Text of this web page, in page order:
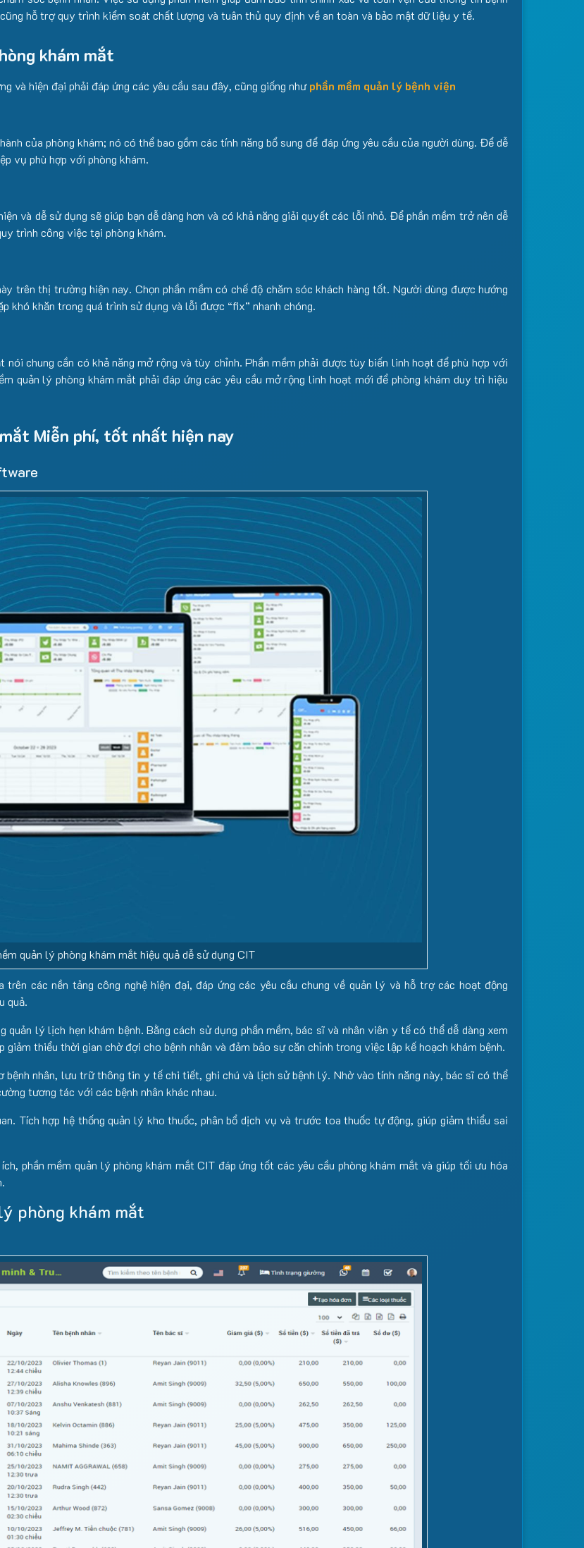
hỗ trợ quy trình kiểm soát chất lượng và tuân thủ quy định về an toàn và bảo mật dữ liệu y tế.
khám mắt
và hiện đại phải đáp ứng các yêu cầu sau đây, cũng giống như phần mềm quản lý bệnh viện
của phòng khám; nó có thể bao gồm các tính năng bổ sung để đáp ứng yêu cầu của người dùng. Để dễ
vụ phù hợp với phòng khám.
và dễ sử dụng sẽ giúp bạn dễ dàng hơn và có khả năng giải quyết các lỗi nhỏ. Để phần mềm trở nên dễ
trình công việc tại phòng khám.
trên thị trường hiện nay. Chọn phần mềm có chế độ chăm sóc khách hàng tốt. Người dùng được hướng
khó khăn trong quá trình sử dụng và lỗi được “fix” nhanh chóng.
chung cần có khả năng mở rộng và tùy chỉnh. Phần mềm phải được tùy biến linh hoạt để phù hợp với
quản lý phòng khám mắt phải đáp ứng các yêu cầu mở rộng linh hoạt mới để phòng khám duy trì hiệu
Miễn phí, tốt nhất hiện nay
quản lý phòng khám mắt hiệu quả dễ sử dụng CIT
các nền tảng công nghệ hiện đại, đáp ứng các yêu cầu chung về quản lý và hỗ trợ các hoạt động
quả.
lý lịch hẹn khám bệnh. Bằng cách sử dụng phần mềm, bác sĩ và nhân viên y tế có thể dễ dàng xem
thiểu thời gian chờ đợi cho bệnh nhân và đảm bảo sự căn chỉnh trong việc lập kế hoạch khám bệnh.
bệnh nhân, lưu trữ thông tin y tế chi tiết, ghi chú và lịch sử bệnh lý. Nhờ vào tính năng này, bác sĩ có thể
tương tác với các bệnh nhân khác nhau.
Tích hợp hệ thống quản lý kho thuốc, phân bổ dịch vụ và trước toa thuốc tự động, giúp giảm thiểu sai
phần mềm quản lý phòng khám mắt CIT đáp ứng tốt các yêu cầu phòng khám mắt và giúp tối ưu hóa
phòng khám mắt